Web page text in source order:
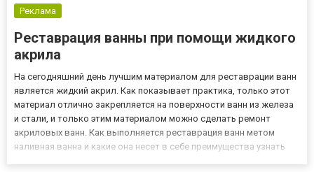
Реклама
Реставрация ванны при помощи жидкого
акрила
На сегодняшний день лучшим материалом для реставрации ванн
является жидкий акрил. Как показывает практика, только этот
материал отлично закрепляется на поверхности ванн из железа
и стали, и только этим материалом можно сделать ремонт
акриловых ванн. Как выполняется реставрация ванн метом
наливная ванна и какие она несет в себе преимущества узнать